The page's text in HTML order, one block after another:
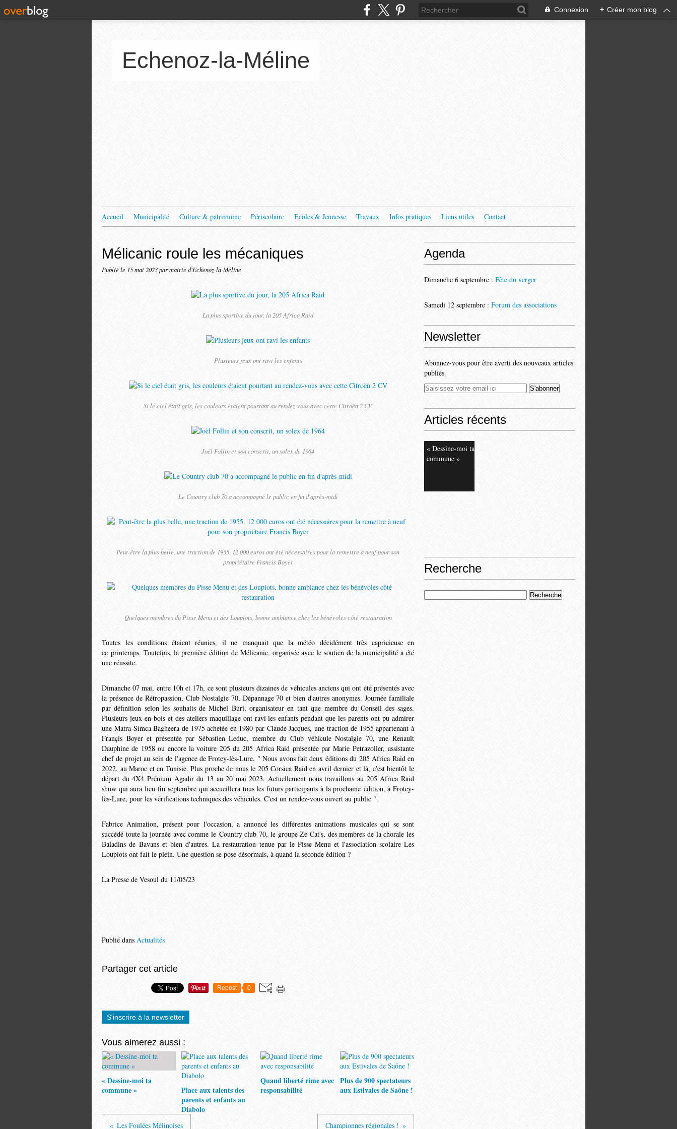
Connexion + Créer mon blog
Echenoz-la-Méline
Accueil Municipalité Culture & patrimoine Périscolaire Ecoles & Jeunesse Travaux Infos pratiques Liens utiles Contact
Mélicanic roule les mécaniques
Publié le 15 mai 2023par mairie d'Echenoz-la-Méline
La plus sportive du jour, la 205 Africa Raid
Plusieurs jeux ont ravi les enfants
Si le ciel était gris, les couleurs étaient pourtant au rendez-vous avec cette Citroën 2 CV
Joël Follin et son conscrit, un solex de 1964
Le Country club 70 a accompagné le public en fin d'après-midi
Peut-être la plus belle, une traction de 1955. 12 000 euros ont été nécessaires pour la remettre à neuf pour son
propriétaire Francis Boyer
Quelques membres du Pisse Menu et des Loupiots, bonne ambiance chez les bénévoles côté restauration
Toutes les conditions étaient réunies, il ne manquait que la météo décidément très capricieuse en
ce printemps. Toutefois, la première édition de Mélicanic, organisée avec le soutien de la municipalité a été
une réussite.
Dimanche 07 mai, entre 10h et 17h, ce sont plusieurs dizaines de véhicules anciens qui ont été présentés avec
la présence de Rétropassion, Club Nostalgie 70, Dépannage 70 et bien d'autres anonymes. Journée familiale
par définition selon les souhaits de Michel Buri, organisateur en tant que membre du Conseil des sages.
Plusieurs jeux en bois et des ateliers maquillage ont ravi les enfants pendant que les parents ont pu admirer
une Matra-Simca Bagheera de 1975 achetée en 1980 par Claude Jacques, une traction de 1955 appartenant à
Françis Boyer et présentée par Sébastien Leduc, membre du Club véhicule Nostalgie 70, une Renault
Dauphine de 1958 ou encore la voiture 205 du 205 Africa Raid présentée par Marie Petrazoller, assistante
chef de projet au sein de l'agence de Frotey-lès-Lure. " Nous avons fait deux éditions du 205 Africa Raid en
2022, au Maroc et en Tunisie. Plus proche de nous le 205 Corsica Raid en avril dernier et là, c'est bientôt le
départ du 4X4 Prénium Agadir du 13 au 20 mai 2023. Actuellement nous travaillons au 205 Africa Raid
show qui aura lieu fin septembre qui accueillera tous les futurs participants à la prochaine édition, à Frotey-
lès-Lure, pour les vérifications techniques des véhicules. C'est un rendez-vous ouvert au public ".
Fabrice Animation, présent pour l'occasion, a annoncé les différentes animations musicales qui se sont
succédé toute la journée avec comme le Country club 70, le groupe Ze Cat's, des membres de la chorale les
Baladins de Bavans et bien d'autres. La restauration tenue par le Pisse Menu et l'association scolaire Les
Loupiots ont fait le plein. Une question se pose désormais, à quand la seconde édition ?
La Presse de Vesoul du 11/05/23
Publié dans Actualités
Partager cet article
Repost 0
S'inscrire à la newsletter
Vous aimerez aussi :
« Dessine-moi ta
commune »
Place aux talents des
parents et enfants au
Diabolo
Quand liberté rime avec
responsabilité
Plus de 900 spectateurs
aux Estivales de Saône !
Les Foulées Mélinoises Championnes régionales !
Agenda
Dimanche 6 septembre : Fête du verger
Samedi 12 septembre : Forum des associations
Newsletter
Abonnez-vous pour être averti des nouveaux articles
publiés.
Articles récents
« Dessine-moi ta
commune »
Recherche